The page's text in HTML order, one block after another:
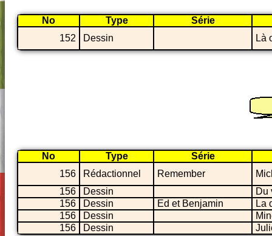
No Type
Série
152
Dessin Là
No Type
Série
156
Rédactionnel Remember
156
Dessin
Du
156
Dessin Ed et Benjamin
La
156
Dessin
156
Dessin